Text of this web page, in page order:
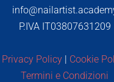
P.IVA IT03807631209
Privacy Policy | Cookie
Termini e Condizioni